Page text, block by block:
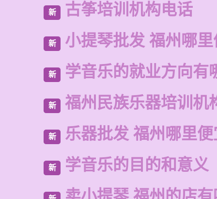
新 古筝培训机构电话
新 小提琴批发 福州哪
新 学音乐的就业方向有
新 福州民族乐器培训机
新 乐器批发 福州哪里
新 学音乐的目的和意义